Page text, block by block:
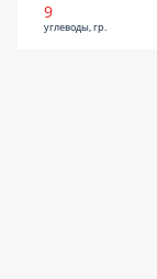
9
углеводы, гр.